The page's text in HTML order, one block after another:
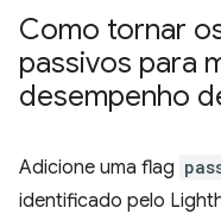
Como tornar
passivos para
desempenho
Adicione uma flag
identificado pelo